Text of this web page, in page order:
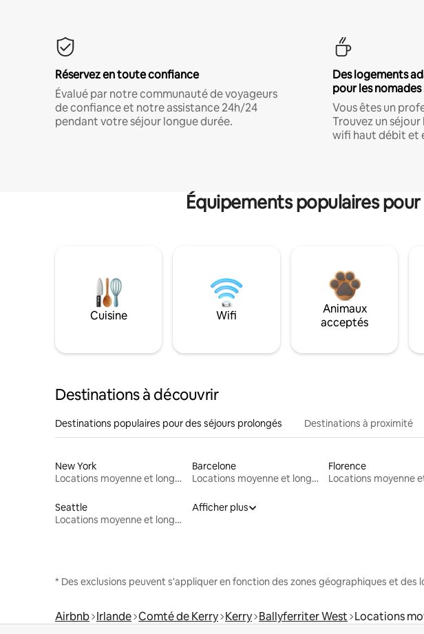
Réservez en toute confiance
Évalué par notre communauté de voyageurs
de confiance et notre assistance 24h/24
pendant votre séjour longue durée.
Des logements
pour les
Vous êtes un
Trouvez un
wifi haut débit et
Équipements populaires
Cuisine Wifi
Animaux
acceptés
Destinations à découvrir
Destinations populaires pour des séjours prolongés Destinations à proximité
New York
Locations moyenne et longue durée
Barcelone
Locations moyenne et longue durée
Florence
Seattle
Locations moyenne et longue durée
Afficher plus
* Des exclusions peuvent s'appliquer en fonction des zones géographiques et des
Airbnb Irlande Comté de Kerry Kerry Ballyferriter West Locations